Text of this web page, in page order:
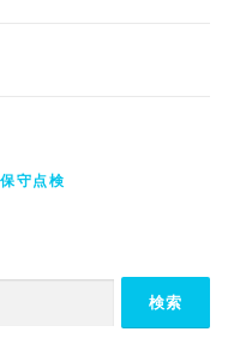
守点検